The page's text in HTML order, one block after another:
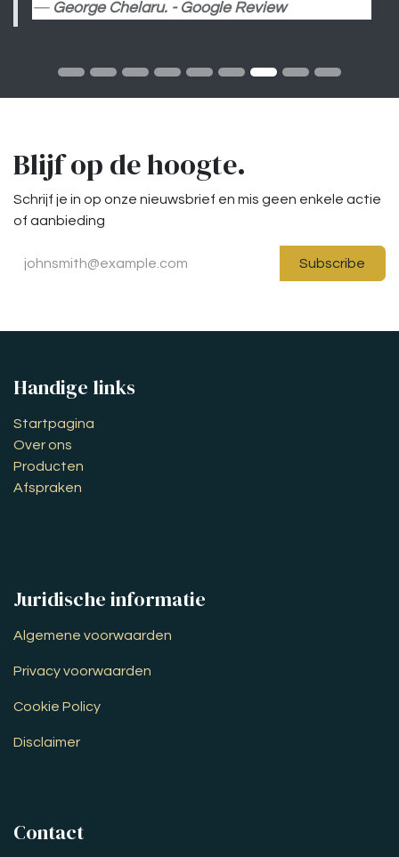
George Chelaru. - Google Review
Blijf op de hoogte.
Schrijf je in op onze nieuwsbrief en mis geen enkele actie
of aanbieding
Subscribe
Handige links
Startpagina
Over ons
Producten
Afspraken
Juridische informatie
Algemene voorwaarden
Privacy voorwaarden
Cookie Policy
Disclaimer
Contact